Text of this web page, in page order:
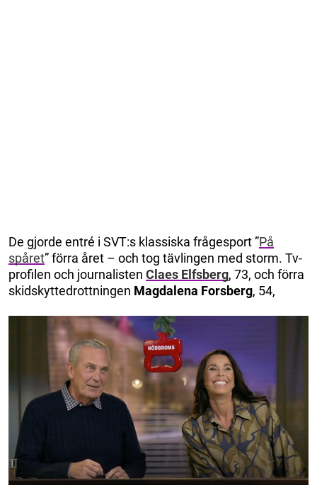
De gjorde entré i SVT:s klassiska frågesport ”På
spåret” förra året – och tog tävlingen med storm. Tv-
profilen och journalisten Claes Elfsberg, 73, och förra
skidskyttedrottningen Magdalena Forsberg, 54,